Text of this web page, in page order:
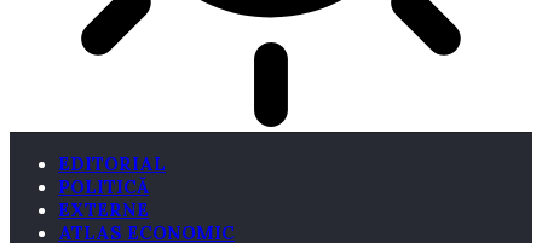
EDITORIAL
POLITICĂ
EXTERNE
ATLAS ECONOMIC